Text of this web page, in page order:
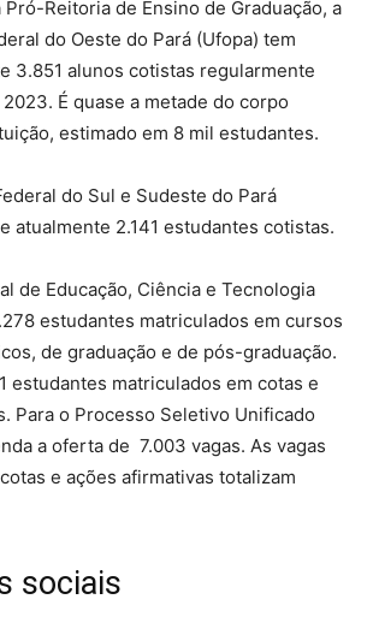
Pró-Reitoria de Ensino de Graduação, a
do Oeste do Pará (Ufopa) tem
3.851 alunos cotistas regularmente
É quase a metade do corpo
estimado em 8 mil estudantes.
do Sul e Sudeste do Pará
atualmente 2.141 estudantes cotistas.
de Educação, Ciência e Tecnologia
estudantes matriculados em cursos
de graduação e de pós-graduação.
estudantes matriculados em cotas e
Para o Processo Seletivo Unificado
a oferta de 7.003 vagas. As vagas
e ações afirmativas totalizam
sociais